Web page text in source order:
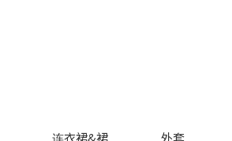
连衣裙&裙 外套